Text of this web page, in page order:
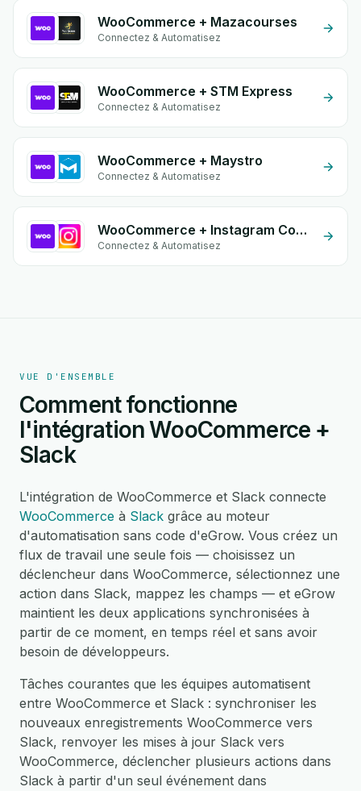
WooCommerce + Mazacourses
Connectez & Automatisez
WooCommerce + STM Express
Connectez & Automatisez
WooCommerce + Maystro
Connectez & Automatisez
WooCommerce + Instagram Comment
Connectez & Automatisez
VUE D'ENSEMBLE
Comment fonctionne
l'intégration WooCommerce +
Slack
L'intégration de WooCommerce et Slack connecte
WooCommerce à Slack grâce au moteur
d'automatisation sans code d'eGrow. Vous créez un
flux de travail une seule fois — choisissez un
déclencheur dans WooCommerce, sélectionnez une
action dans Slack, mappez les champs — et eGrow
maintient les deux applications synchronisées à
partir de ce moment, en temps réel et sans avoir
besoin de développeurs.
Tâches courantes que les équipes automatisent
entre WooCommerce et Slack : synchroniser les
nouveaux enregistrements WooCommerce vers
Slack, renvoyer les mises à jour Slack vers
WooCommerce, déclencher plusieurs actions dans
Slack à partir d'un seul événement dans